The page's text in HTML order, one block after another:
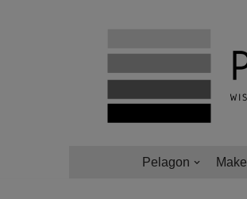
Pelagon